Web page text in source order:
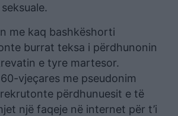
me kaq bashkëshorti
burrat teksa i përdhunonin
e tyre martesor.
vjeçares me pseudonim
rekrutonte përdhunuesit e të
një faqeje në internet për t’i